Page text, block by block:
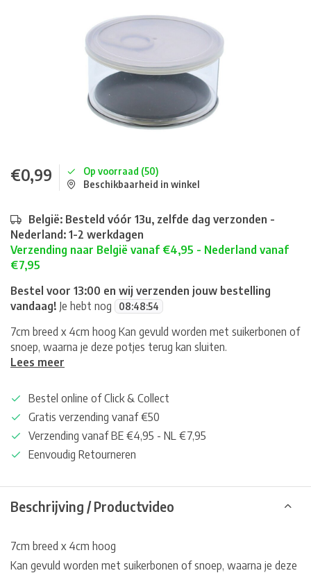
€0,99
Op voorraad (50)
Beschikbaarheid in winkel
België: Besteld vóór 13u, zelfde dag verzonden -
Nederland: 1-2 werkdagen
Verzending naar België vanaf €4,95 - Nederland vanaf
€7,95
Bestel voor 13:00 en wij verzenden jouw bestelling
vandaag! Je hebt nog 08:48:54
7cm breed x 4cm hoog Kan gevuld worden met suikerbonen of
snoep, waarna je deze potjes terug kan sluiten.
Lees meer
Bestel online of Click & Collect
Gratis verzending vanaf €50
Verzending vanaf BE €4,95 - NL €7,95
Eenvoudig Retourneren
Beschrijving / Productvideo
7cm breed x 4cm hoog
Kan gevuld worden met suikerbonen of snoep, waarna je deze